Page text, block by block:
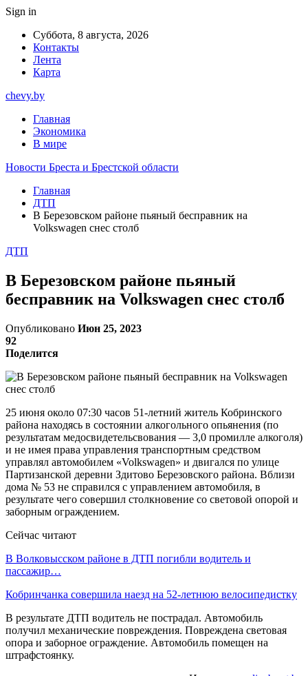
Sign in
Суббота, 8 августа, 2026
Контакты
Лента
Карта
chevy.by
Главная
Экономика
В мире
Новости Бреста и Брестской области
Главная
ДТП
В Березовском районе пьяный бесправник на
Volkswagen снес столб
ДТП
В Березовском районе пьяный
бесправник на Volkswagen снес столб
Опубликовано Июн 25, 2023
92
Поделится
25 июня около 07:30 часов 51-летний житель Кобринского
района находясь в состоянии алкогольного опьянения (по
результатам медосвидетельсвования — 3,0 промилле алкоголя)
и не имея права управления транспортным средством
управлял автомобилем «Volkswagen» и двигался по улице
Партизанской деревни Здитово Березовского района. Вблизи
дома № 53 не справился с управлением автомобиля, в
результате чего совершил столкновение со световой опорой и
заборным ограждением.
Сейчас читают
В Волковысском районе в ДТП погибли водитель и
пассажир…
Кобринчанка совершила наезд на 52-летнюю велосипедистку
В результате ДТП водитель не пострадал. Автомобиль
получил механические повреждения. Повреждена световая
опора и заборное ограждение. Автомобиль помещен на
штрафстоянку.